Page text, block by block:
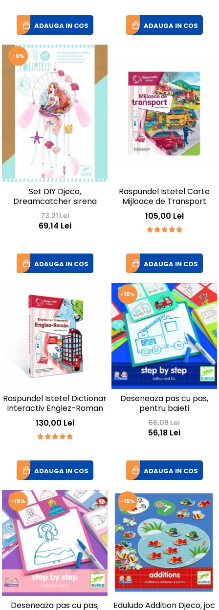
ADAUGA IN COS ADAUGA IN COS
-6%
Set DIY Djeco,
Dreamcatcher sirena
73,21 Lei
69,14 Lei
ADAUGA IN COS
Raspundel Istetel Carte
Mijloace de Transport
105,00 Lei
ADAUGA IN COS
Raspundel Istetel Dictionar
Interactiv Englez-Roman
130,00 Lei
ADAUGA IN COS
-15%
Deseneaza pas cu pas,
pentru baieti
66,09 Lei
56,18 Lei
ADAUGA IN COS
-15%
Deseneaza pas cu pas,
-15%
Eduludo Addition Djeco, joc